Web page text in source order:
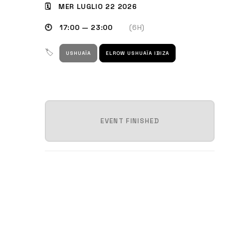
🗓 MER LUGLIO 22 2026
🕙 17:00 — 23:00 (6H)
🏷 USHUAÏA ELROW USHUAÏA IBIZA
EVENT FINISHED